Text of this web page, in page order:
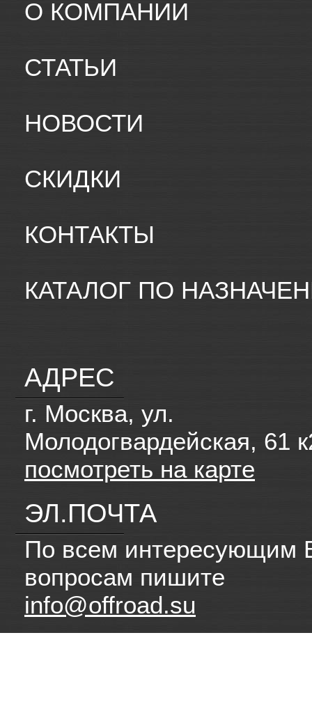
О КОМПАНИИ
СТАТЬИ
НОВОСТИ
СКИДКИ
КОНТАКТЫ
КАТАЛОГ ПО
АДРЕС
г. Москва, ул.
Молодогвардейская, 61
посмотреть на карте
ЭЛ.ПОЧТА
По всем интересующим
вопросам пишите
info@offroad.su